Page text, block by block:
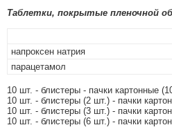
Таблетки, покрытые пленочной
напроксен натрия
парацетамол
10 шт. - блистеры - пачки картонные
10 шт. - блистеры (2 шт.) - пачки
10 шт. - блистеры (3 шт.) - пачки
10 шт. - блистеры (6 шт.) - пачки